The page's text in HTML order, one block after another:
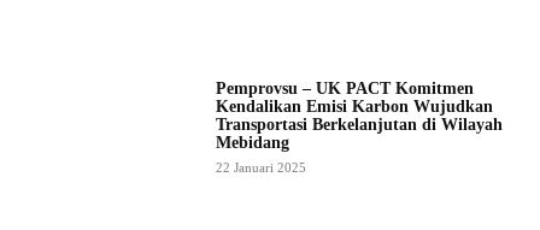
Pemprovsu – UK PACT Komitmen
Kendalikan Emisi Karbon Wujudkan
Transportasi Berkelanjutan di Wilayah
Mebidang
22 Januari 2025